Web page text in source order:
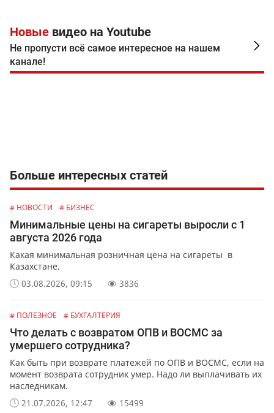
Новые видео на Youtube
Не пропусти всё самое интересное на нашем
канале!
Больше интересных статей
# НОВОСТИ # БИЗНЕС
Минимальные цены на сигареты выросли с 1
августа 2026 года
Какая минимальная розничная цена на сигареты в
Казахстане.
03.08.2026, 09:15
3836
# ПОЛЕЗНОЕ # БУХГАЛТЕРИЯ
Что делать с возвратом ОПВ и ВОСМС за
умершего сотрудника?
Как быть при возврате платежей по ОПВ и ВОСМС, если на
момент возврата сотрудник умер. Надо ли выплачивать их
наследникам.
21.07.2026, 12:47
15499